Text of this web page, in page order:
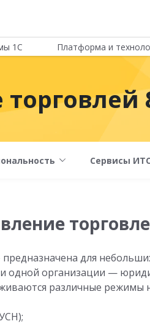
1С Платформа и
Сервисы ИТС
предназначена для
одной организации —
различные режимы